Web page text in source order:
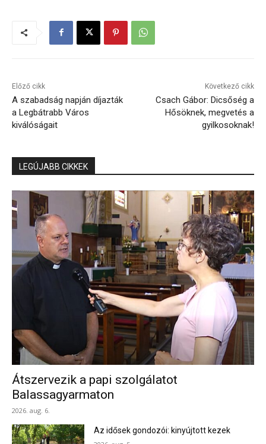
Előző cikk
A szabadság napján díjazták
a Legbátrabb Város
kiválóságait
Következő cikk
Csach Gábor: Dicsőség a
Hősöknek, megvetés a
gyilkosoknak!
LEGÚJABB CIKKEK
Átszervezik a papi szolgálatot
Balassagyarmaton
2026. aug. 6.
Az idősek gondozói: kinyújtott kezek